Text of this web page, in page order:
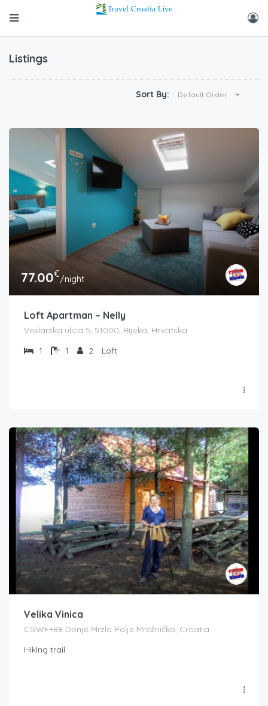
Listings
Sort By: Default Order
77.00€/night
Loft Apartman – Nelly
Veslarska ulica 5, 51000, Rijeka, Hrvatska
1
1 2 Loft
Velika Vinica
CGWF+88 Donje Mrzlo Polje Mrežničko, Croatia
Hiking trail